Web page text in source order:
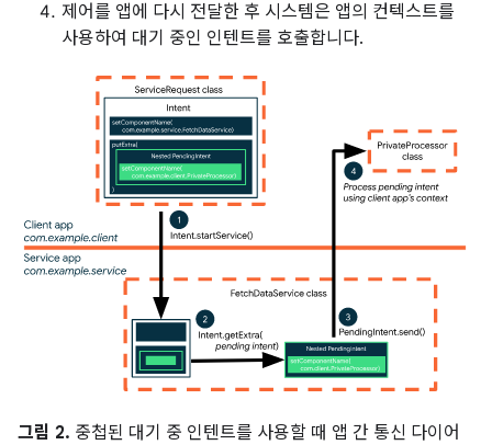
제어를 앱에 다시 전달한 후 시스템은 앱의 컨텍스트를
사용하여 대기 중인 인텐트를 호출합니다.
그림 2. 중첩된 대기 중 인텐트를 사용할 때 앱 간 통신 다이어